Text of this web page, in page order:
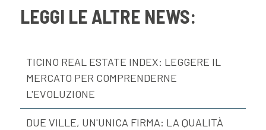
LEGGI LE ALTRE NEWS:
TICINO REAL ESTATE INDEX: LEGGERE IL
MERCATO PER COMPRENDERNE
L'EVOLUZIONE
DUE VILLE, UN'UNICA FIRMA: LA QUALITÀ